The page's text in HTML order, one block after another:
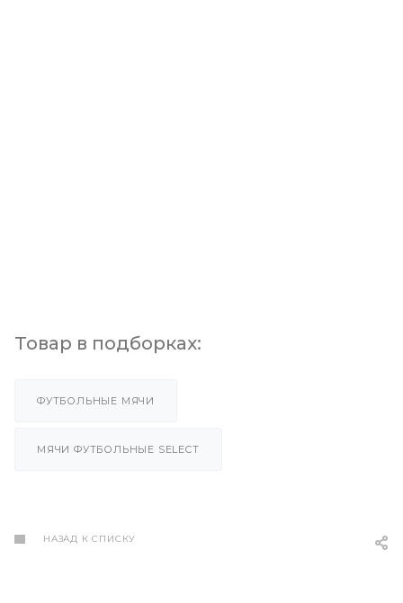
Товар в подборках:
ФУТБОЛЬНЫЕ МЯЧИ
МЯЧИ ФУТБОЛЬНЫЕ SELECT
НАЗАД К СПИСКУ